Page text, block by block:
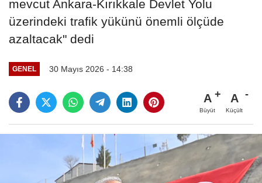
mevcut Ankara-Kırıkkale Devlet Yolu
üzerindeki trafik yükünü önemli ölçüde
azaltacak" dedi
GENEL 30 Mayıs 2026 - 14:38
A
Büyüt
A
Küçült